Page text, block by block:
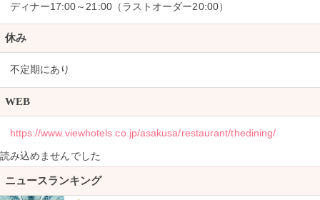
ディナー17:00～21:00（ラストオーダー20:00）
休み
不定期にあり
WEB
https://www.viewhotels.co.jp/asakusa/restaurant/thedining/
読み込めませんでした
ニュースランキング